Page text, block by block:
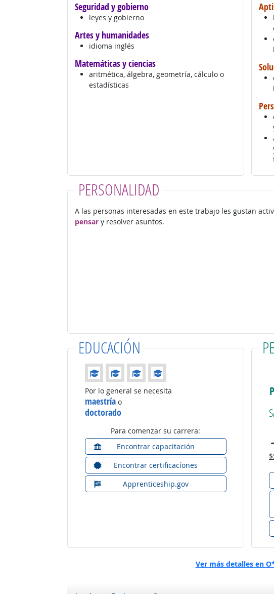
Seguridad y gobierno
leyes y gobierno
Artes y humanidades
idioma inglés
Matemáticas y ciencias
aritmética, álgebra, geometría, cálculo o
estadísticas
PERSONALIDAD
A las personas interesadas en este trabajo les gustan
pensary resolver asuntos.
EDUCACIÓN
Educación: (Calificación 4 de 4)
Por lo general se necesita
maestríao
doctorado
Para comenzar su carrera:
Encontrar capacitación
Encontrar certificacíones
Apprenticeship.gov
Ver más detalles en